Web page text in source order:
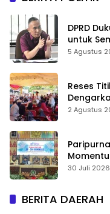
DPRD
untuk
Sekolah
5 Agustus
Reses
2 Agustus
Negeri
30 Juli 2026
BERITA DAERAH